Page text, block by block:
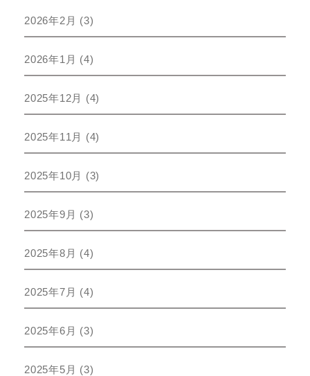
2026年2月 (3)
2026年1月 (4)
2025年12月 (4)
2025年11月 (4)
2025年10月 (3)
2025年9月 (3)
2025年8月 (4)
2025年7月 (4)
2025年6月 (3)
2025年5月 (3)